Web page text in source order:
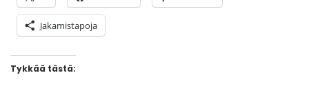
Jakamistapoja
Tykkää tästä: